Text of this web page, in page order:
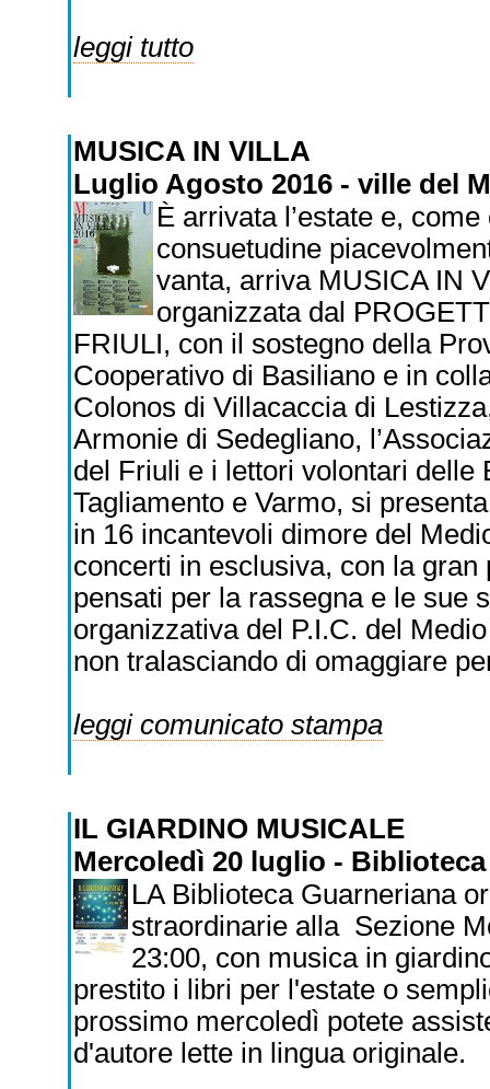
leggi tutto
MUSICA IN VILLA
Luglio Agosto 2016 - ville del
È arrivata l’estate e,
consuetudine
vanta, arriva MUSICA IN
organizzata dal
FRIULI, con il sostegno della
Cooperativo di Basiliano e in
Colonos di Villacaccia di
Armonie di Sedegliano,
del Friuli e i lettori volontari delle
Tagliamento e Varmo, si
in 16 incantevoli dimore del
concerti in esclusiva, con la
pensati per la rassegna e le sue
organizzativa del P.I.C. del
non tralasciando di omaggiare
leggi comunicato stampa
IL GIARDINO MUSICALE
Mercoledì 20 luglio -
LA Biblioteca Guarneriana
straordinarie alla Sezione
23:00, con musica in
prestito i libri per l'estate o
prossimo mercoledì potete
d'autore lette in lingua originale.